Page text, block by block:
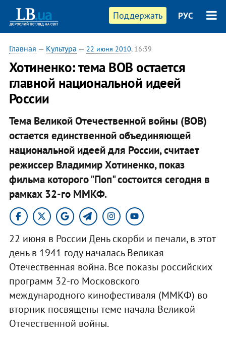
Поддержать РУС
Главная — Культура — 22 июня 2010, 16:39
Хотиненко: тема ВОВ остается
главной национальной идеей
России
Тема Великой Отечественной войны (ВОВ)
остается единственной объединяющей
национальной идеей для России, считает
режиссер Владимир Хотиненко, показ
фильма которого "Поп" состоится сегодня в
рамках 32-го ММКФ.
22 июня в России День скорби и печали, в этот
день в 1941 году началась Великая
Отечественная война. Все показы российских
программ 32-го Московского
международного кинофестиваля (ММКФ) во
вторник посвящены теме начала Великой
Отечественной войны.